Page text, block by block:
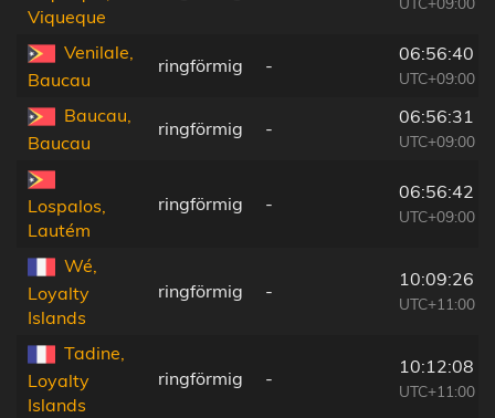
Viqueque
Venilale,
Baucau
ringförmig -
06:56:40
UTC+09:00
Baucau,
Baucau
ringförmig -
06:56:31
UTC+09:00
Lospalos,
Lautém
ringförmig -
06:56:42
UTC+09:00
Wé,
Loyalty
Islands
ringförmig -
10:09:26
UTC+11:00
Tadine,
Loyalty
Islands
ringförmig -
10:12:08
UTC+11:00